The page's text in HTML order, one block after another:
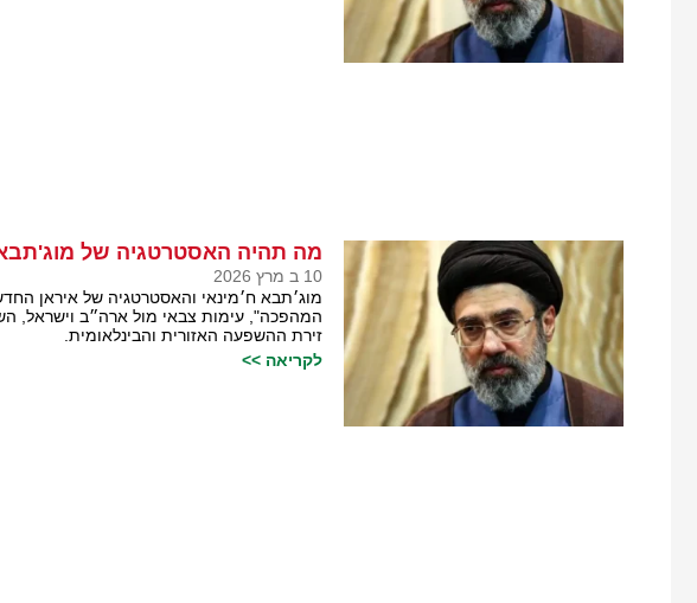
מה תהיה האסטרטגיה של
10 ב מרץ 2026
מוג׳תבא ח׳מינאי והאסטרטגיה של איראן
המהפכה", עימות צבאי מול ארה״ב וישראל,
זירת ההשפעה האזורית והבינלאומית.
לקריאה >>